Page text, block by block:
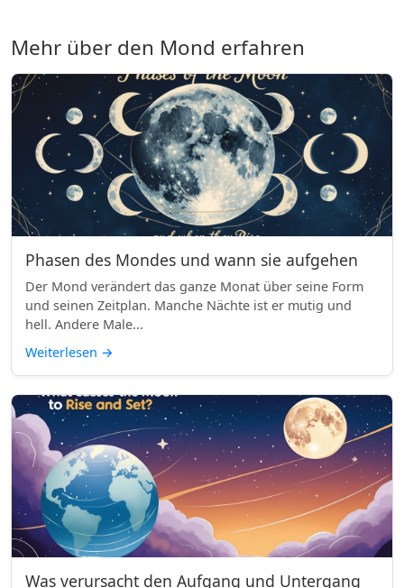
Mehr über den Mond erfahren
Phasen des Mondes und wann sie aufgehen
Der Mond verändert das ganze Monat über seine Form
und seinen Zeitplan. Manche Nächte ist er mutig und
hell. Andere Male...
Weiterlesen →
Was verursacht den Aufgang und Untergang